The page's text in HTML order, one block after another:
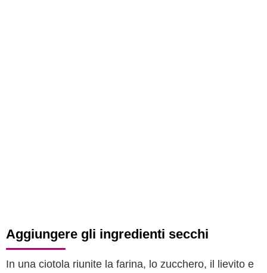
Aggiungere gli ingredienti secchi
In una ciotola riunite la farina, lo zucchero, il lievito e